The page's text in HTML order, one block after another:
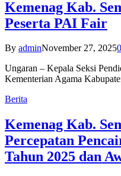
Kemenag Kab.
Peserta PAI Fair
By adminNovember 27, 20250
Ungaran – Kepala Seksi
Kementerian Agama
Berita
Kemenag Kab.
Percepatan
Tahun 2025 dan